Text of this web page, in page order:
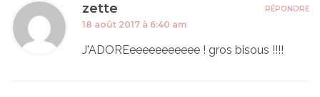
zette
18 août 2017 à 6:40 am
J'ADOREeeeeeeeeeee ! gros bisous !!!!
RÉPONDRE